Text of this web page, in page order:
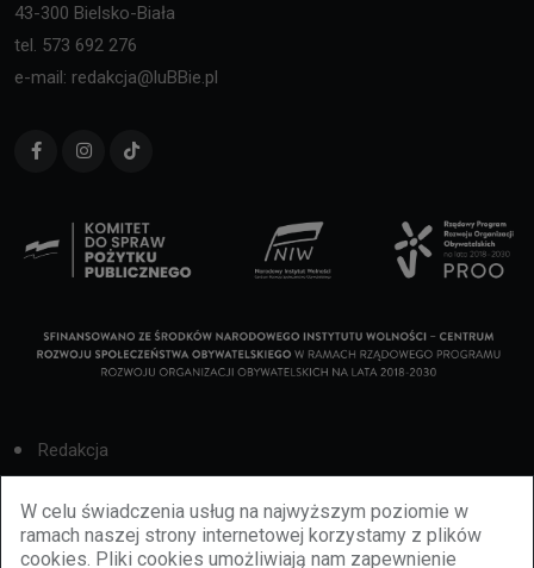
W celu świadczenia usług na najwyższym poziomie w
ramach naszej strony internetowej korzystamy z plików
cookies. Pliki cookies umożliwiają nam zapewnienie
43-300 Bielsko-Biała
tel. 573 692 276
e-mail: redakcja@luBBie.pl
Redakcja
Cookies
Reklama